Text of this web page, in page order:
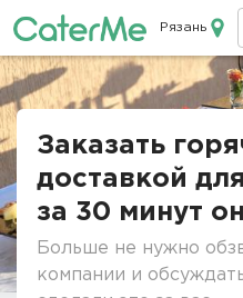
Рязань
Строка
Заказать
доставкой
за 30 минут
Больше не нужно
компании и